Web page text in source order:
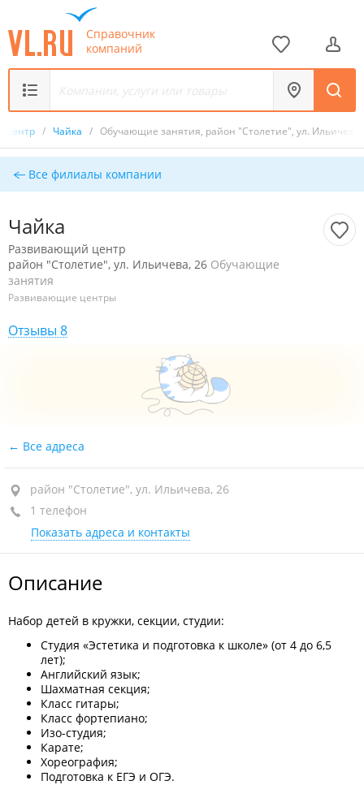
Справочник
компаний
центр / Чайка / Обучающие занятия, район "Столетие", ул. Ильичева,
Все филиалы компании
Чайка
Развивающий центр
район "Столетие", ул. Ильичева, 26 Обучающие
занятия
Развивающие центры
Отзывы 8
Все адреса
район "Столетие", ул. Ильичева, 26
1 телефон
Показать адреса и контакты
Описание
Набор детей в кружки, секции, студии:
Студия «Эстетика и подготовка к школе» (от 4 до 6,5
лет);
Английский язык;
Шахматная секция;
Класс гитары;
Класс фортепиано;
Изо-студия;
Карате;
Хореография;
Подготовка к ЕГЭ и ОГЭ.